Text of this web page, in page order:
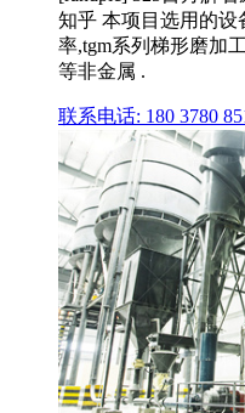
知乎 本项目选用的设
率,tgm系列梯形磨加
等非金属 .
联系电话: 180 3780